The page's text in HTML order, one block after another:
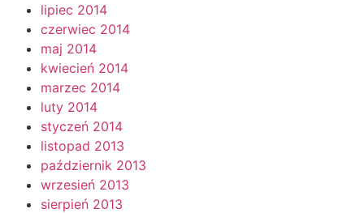
lipiec 2014
czerwiec 2014
maj 2014
kwiecień 2014
marzec 2014
luty 2014
styczeń 2014
listopad 2013
październik 2013
wrzesień 2013
sierpień 2013